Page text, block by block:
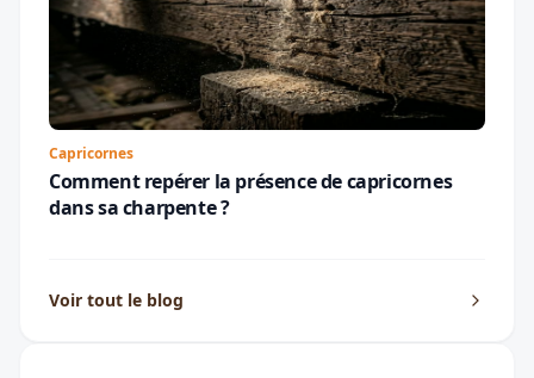
Capricornes
Comment repérer la présence de capricornes
dans sa charpente ?
Voir tout le blog